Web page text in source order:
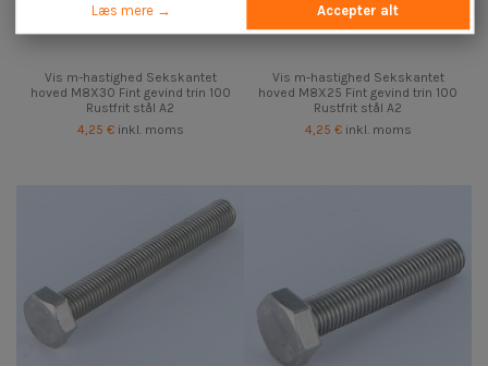
Vis m-hastighed Sekskantet
hoved M8X30 Fint gevind trin 100
Rustfrit stål A2
4,25 € inkl. moms
Vis m-hastighed Sekskantet
hoved M8X25 Fint gevind trin 100
Rustfrit stål A2
4,25 € inkl. moms
Læs mere → Accepter alt